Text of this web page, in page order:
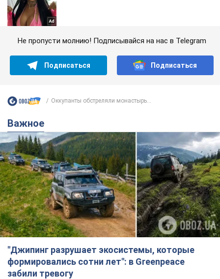
Не пропусти молнию! Подписывайся на нас в Telegram
Подписаться Подписаться
Оккупанты обстреляли монастырь...
Важное
"Джипинг разрушает экосистемы, которые
формировались сотни лет": в Greenpeace
забили тревогу